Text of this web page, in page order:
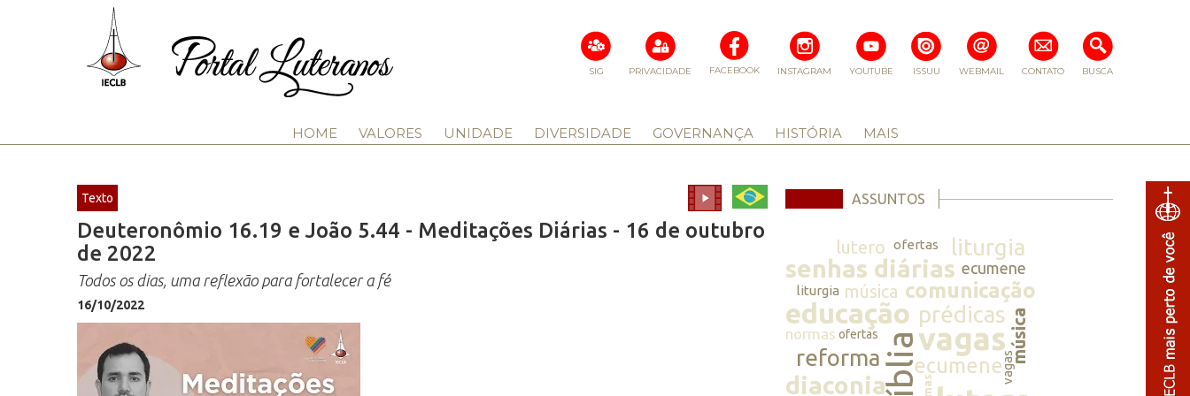
BUSCA
CONTATO
WEBMAIL
ISSUU
YOUTUBE
INSTAGRAM
FACEBOOK
PRIVACIDADE
SIG
HOME VALORES UNIDADE DIVERSIDADE GOVERNANÇA HISTÓRIA MAIS
Texto
Deuteronômio 16.19 e João 5.44 - Meditações Diárias - 16 de outubro
de 2022
Todos os dias, uma reflexão para fortalecer a fé
16/10/2022
ASSUNTOS
lutero ofertas liturgia
senhas diárias ecumene
liturgia música comunicação
educação prédicasmúsica
normas ofertasbíbliavagas
reforma
diaconia
ecumenevagas